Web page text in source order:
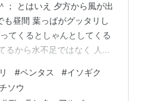
； とはいえ 夕方から風が出
も昼間 葉っぱがグッタリし
てくるとしゃんとしてくる
るから水不足ではなく 人間
のない子にまで水をやりす
けない 去年の猛暑時 ゼラ
#ペンタス #イソギク
ソウ